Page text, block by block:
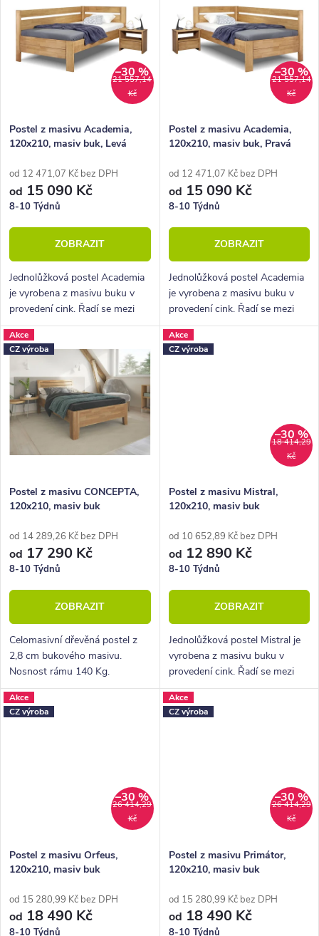
n
o
d
u
k
t
ů
Nejprodávanější
Abecedně
p
r
o
d
u
k
t
ů
21 557,14
Kč
–30 %
Postel z masivu Academia,
120x210, masiv buk, Levá
od 12 471,07 Kč bez DPH
od 15 090 Kč
8-10 Týdnů
ZOBRAZIT
Jednolůžková postel Academia
je vyrobena z masivu buku v
provedení cink. Řadí se mezi
kvalitní české výrobky
nábytkové řady HappyBed. U
postele Academia oceníte
zejména rohové...
21 557,14
Kč
–30 %
Postel z masivu Academia,
120x210, masiv buk, Pravá
od 12 471,07 Kč bez DPH
od 15 090 Kč
8-10 Týdnů
ZOBRAZIT
Jednolůžková postel Academia
je vyrobena z masivu buku v
provedení cink. Řadí se mezi
kvalitní české výrobky
nábytkové řady HappyBed. U
postele Academia oceníte
Akce
CZ výroba
Postel z masivu CONCEPTA,
120x210, masiv buk
od 14 289,26 Kč bez DPH
od 17 290 Kč
8-10 Týdnů
ZOBRAZIT
Celomasivní dřevěná postel z
2,8 cm bukového masivu.
Nosnost rámu 140 Kg.
Povrchová úprava voskem
nebo lakem.
Akce
CZ výroba
18 414,29
Kč
–30 %
Postel z masivu Mistral,
120x210, masiv buk
od 10 652,89 Kč bez DPH
od 12 890 Kč
8-10 Týdnů
ZOBRAZIT
Jednolůžková postel Mistral je
vyrobena z masivu buku v
provedení cink. Řadí se mezi
kvalitní české výrobky
nábytkové řady HappyBed. U
postele Mistral oceníte zejména
Akce
CZ výroba
26 414,29
Kč
–30 %
Postel z masivu Orfeus,
120x210, masiv buk
od 15 280,99 Kč bez DPH
od 18 490 Kč
8-10 Týdnů
Akce
CZ výroba
26 414,29
Kč
–30 %
Postel z masivu Primátor,
120x210, masiv buk
od 15 280,99 Kč bez DPH
od 18 490 Kč
8-10 Týdnů